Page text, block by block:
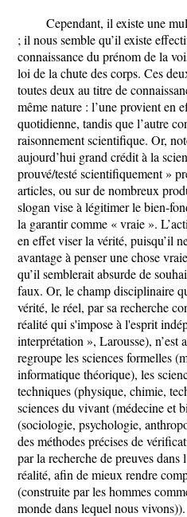
Cependant, il existe une
; il nous semble qu’il existe
connaissance du prénom de la
loi de la chute des corps. Ces
toutes deux au titre de
même nature : l’une provient en
quotidienne, tandis que l’autre
raisonnement scientifique. Or,
aujourd’hui grand crédit à la
prouvé/testé scientifiquement »
articles, ou sur de nombreux
slogan vise à légitimer le bien-
la garantir comme « vraie ».
en effet viser la vérité, puisqu’il
avantage à penser une chose
qu’il semblerait absurde de
faux. Or, le champ disciplinaire
vérité, le réel, par sa recherche
réalité qui s'impose à l'esprit
interprétation », Larousse), n’est
regroupe les sciences formelles
informatique théorique), les
techniques (physique, chimie,
sciences du vivant (médecine et
(sociologie, psychologie,
des méthodes précises de
par la recherche de preuves dans
réalité, afin de mieux rendre
(construite par les hommes
monde dans lequel nous vivons)).